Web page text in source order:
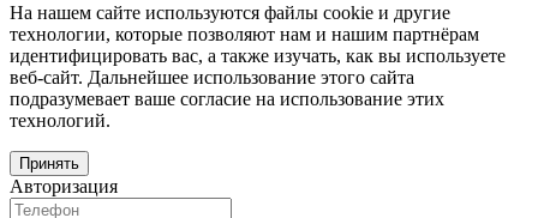
На нашем сайте используются файлы cookie и другие
технологии, которые позволяют нам и нашим партнёрам
идентифицировать вас, а также изучать, как вы используете
веб-сайт. Дальнейшее использование этого сайта
подразумевает ваше согласие на использование этих
технологий.
Принять
Авторизация